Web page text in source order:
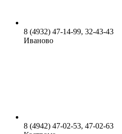
8 (4932) 47-14-99, 32-43-43
Иваново
8 (4942) 47-02-53, 47-02-63